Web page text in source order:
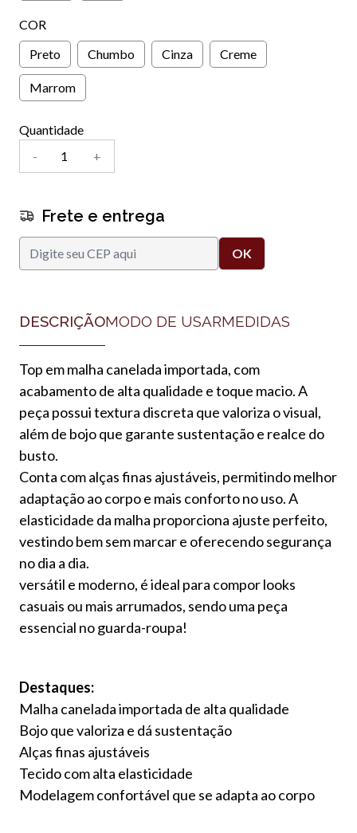
COR
Preto
Chumbo Cinza Creme
Marrom
Quantidade
-
+
Frete e entrega
DESCRIÇÃOMODO DE USARMEDIDAS
Top em malha canelada importada, com
acabamento de alta qualidade e toque macio. A
peça possui textura discreta que valoriza o visual,
além de bojo que garante sustentação e realce do
busto.
Conta com alças finas ajustáveis, permitindo melhor
adaptação ao corpo e mais conforto no uso. A
elasticidade da malha proporciona ajuste perfeito,
vestindo bem sem marcar e oferecendo segurança
no dia a dia.
versátil e moderno, é ideal para compor looks
casuais ou mais arrumados, sendo uma peça
essencial no guarda-roupa!
Destaques:
Malha canelada importada de alta qualidade
Bojo que valoriza e dá sustentação
Alças finas ajustáveis
Tecido com alta elasticidade
Modelagem confortável que se adapta ao corpo